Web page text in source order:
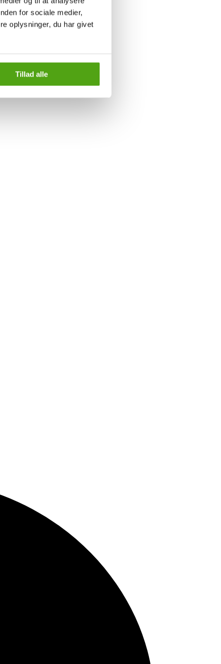
for sociale medier,
oplysninger, du har givet
Tillad alle